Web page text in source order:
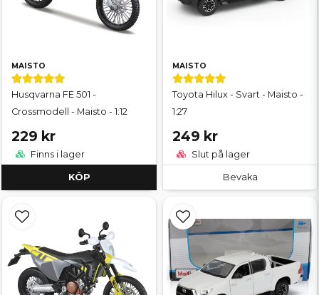
MAISTO
Husqvarna FE 501 -
Crossmodell - Maisto - 1:12
229 kr
Finns i lager
KÖP
MAISTO
Toyota Hilux - Svart - Maisto -
1:27
249 kr
Slut på lager
Bevaka